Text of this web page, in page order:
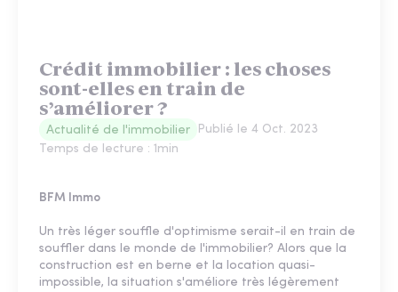
Crédit immobilier : les choses
sont-elles en train de
s’améliorer ?
Actualité de l'immobilier Publié le 4 Oct. 2023
Temps de lecture : 1min
BFM Immo
Un très léger souffle d'optimisme serait-il en train de
souffler dans le monde de l'immobilier? Alors que la
construction est en berne et la location quasi-
impossible, la situation s'améliore très légèrement